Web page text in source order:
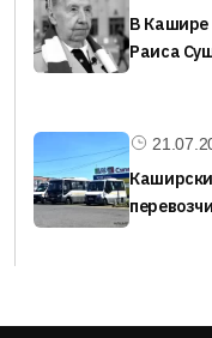
В Кашире
Раиса